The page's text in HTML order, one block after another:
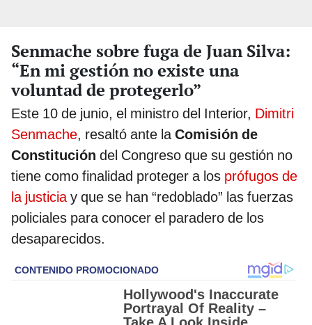
Senmache sobre fuga de Juan Silva:
“En mi gestión no existe una
voluntad de protegerlo”
Este 10 de junio, el ministro del Interior, Dimitri
Senmache, resaltó ante laComisión de
Constitución del Congreso que su gestión no
tiene como finalidad proteger a los prófugos de
la justiciay que se han “redoblado” las fuerzas
policiales para conocer el paradero de los
desaparecidos.